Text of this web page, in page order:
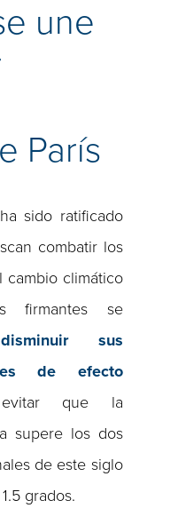
une
París
ha sido ratificado
combatir los
cambio climático
firmantes se
disminuir sus
de efecto
que la
supere los dos
de este siglo
grados.